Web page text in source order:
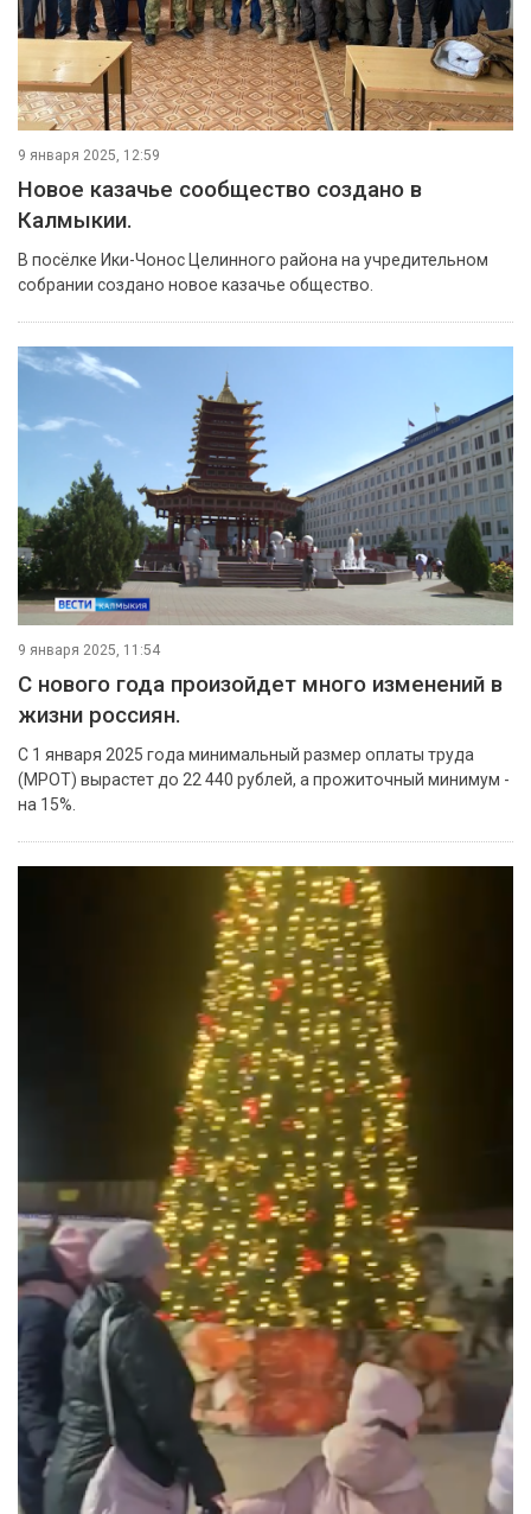
9 января 2025, 12:59
Новое казачье сообщество создано в
Калмыкии.
В посёлке Ики-Чонос Целинного района на учредительном
собрании создано новое казачье общество.
9 января 2025, 11:54
С нового года произойдет много изменений в
жизни россиян.
С 1 января 2025 года минимальный размер оплаты труда
(МРОТ) вырастет до 22 440 рублей, а прожиточный минимум -
на 15%.